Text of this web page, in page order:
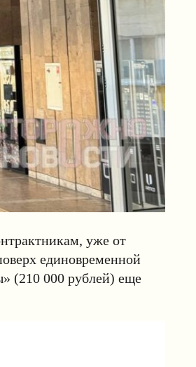
уже от
единовременной
(210 000 рублей) еще